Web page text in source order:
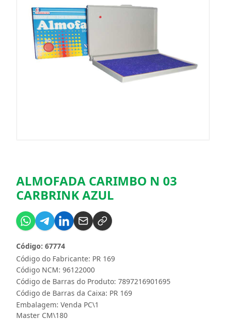
ALMOFADA CARIMBO N 03
CARBRINK AZUL
Código do Fabricante: PR 169
Código: 67774
Código NCM: 96122000
Código de Barras do Produto: 7897216901695
Código de Barras da Caixa: PR 169
Embalagem: Venda PC\1
Master CM\180